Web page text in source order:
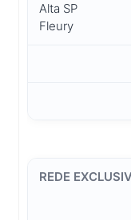
Alta SP
Fleury